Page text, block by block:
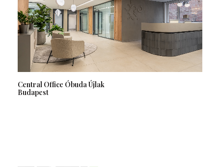
Central Office Óbuda Újlak
Budapest